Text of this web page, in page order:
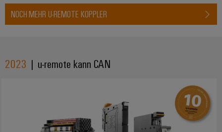
NOCH MEHR U-REMOTE KOPPLER
2023 | u-remote kann CAN